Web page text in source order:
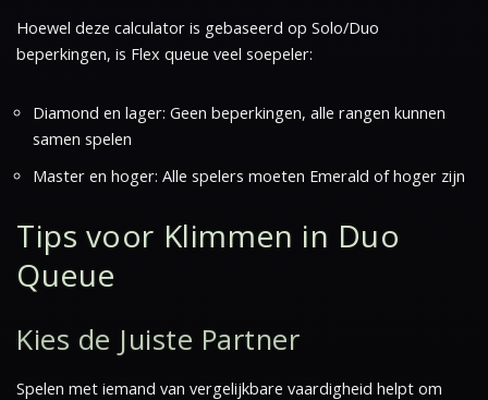
Hoewel deze calculator is gebaseerd op Solo/Duo
beperkingen, is Flex queue veel soepeler:
Diamond en lager: Geen beperkingen, alle rangen kunnen
samen spelen
Master en hoger: Alle spelers moeten Emerald of hoger zijn
Tips voor Klimmen in Duo
Queue
Kies de Juiste Partner
Spelen met iemand van vergelijkbare vaardigheid helpt om